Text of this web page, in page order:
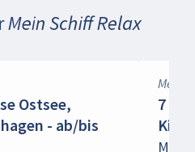
Mein Schiff Relax
Ostsee,
- ab/bis
Mein
7
Kiel/
Mi,